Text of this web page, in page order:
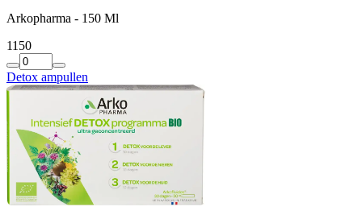
Arkopharma - 150 Ml
11 50
Detox ampullen